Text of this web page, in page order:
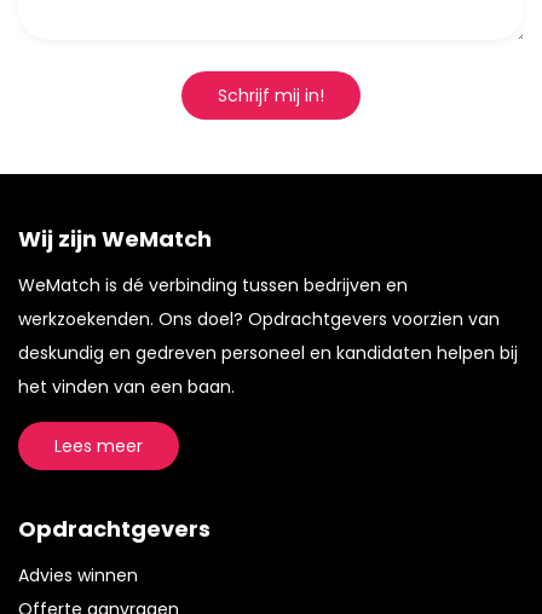
Schrijf mij in!
Wij zijn WeMatch
WeMatch is dé verbinding tussen bedrijven en
werkzoekenden. Ons doel? Opdrachtgevers voorzien van
deskundig en gedreven personeel en kandidaten helpen bij
het vinden van een baan.
Lees meer
Opdrachtgevers
Advies winnen
Offerte aanvragen